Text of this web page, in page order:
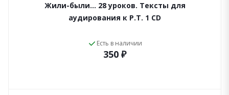
Жили-были... 28 уроков. Тексты для
аудирования к Р.Т. 1 CD
Есть в наличии
350 ₽